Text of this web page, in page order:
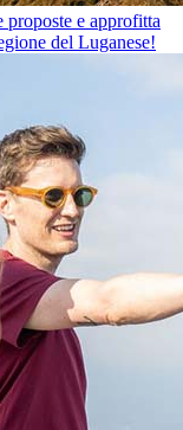
proposte e approfitta
del Luganese!